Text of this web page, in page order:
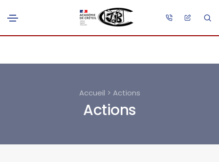
Accueil > Actions
Actions